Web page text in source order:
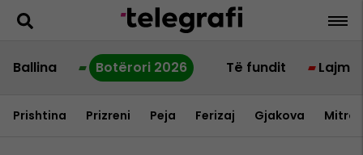
Ballina Botërori 2026 Të fundit Lajme
Prishtina Prizreni Peja Ferizaj Gjakova